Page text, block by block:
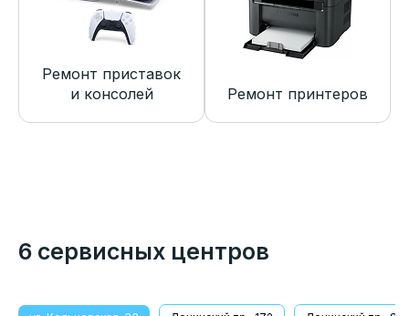
Ремонт приставок
и консолей
Ремонт принтеров
6 сервисных центров